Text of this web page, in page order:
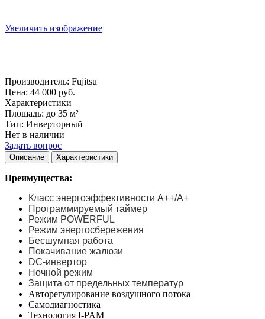
Увеличить изображение
Производитель: Fujitsu
Цена: 44 000 руб.
Характеристики
Площадь: до 35 м²
Тип: Инверторный
Нет в наличии
Задать вопрос
Описание Характеристики
Преимущества:
Класс энергоэффективности А++/А+
Программируемый таймер
Режим POWERFUL
Режим энергосбережения
Бесшумная работа
Покачивание жалюзи
DC-инвертор
Ночной режим
Защита от предельных температур
Авторегулирование воздушного потока
Самодиагностика
Технология I-PAM